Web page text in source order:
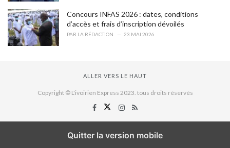
Concours INFAS 2026 : dates, conditions
d’accès et frais d’inscription dévoilés
PAR LA RÉDACTION 23 MAI 2026
ALLER VERS LE HAUT
Copyright © L'ivoirien Express 2023. tous droits réservés
Quitter la version mobile